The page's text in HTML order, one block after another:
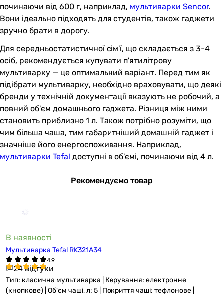
починаючи від 600 г, наприклад, мультиварки Sencor.
Вони ідеально підходять для студентів, також гаджети
зручно брати в дорогу.
Для середньостатистичної сім'ї, що складається з 3-4
осіб, рекомендується купувати п'ятилітрову
мультиварку — це оптимальний варіант. Перед тим як
підібрати мультиварку, необхідно враховувати, що деякі
бренди у технічній документації вказують не робочий, а
повний об'єм домашнього гаджета. Різниця між ними
становить приблизно 1 л. Також потрібно розуміти, що
чим більша чаша, тим габаритніший домашній гаджет і
значніше його енергоспоживання. Наприклад,
мультиварки Tefal доступні в об'ємі, починаючи від 4 л.
Рекомендуємо товар
В наявності
Мультиварка Tefal RK321A34
24 відгуки
Тип: класична мультиварка | Керування: електронне
(кнопкове) | Об'єм чаші, л: 5 | Покриття чаші: тефлонове |